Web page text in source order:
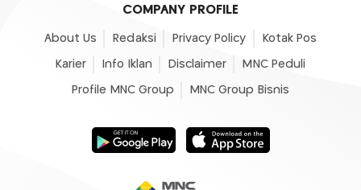
COMPANY PROFILE
About Us Redaksi Privacy Policy Kotak Pos
Karier Info Iklan Disclaimer MNC Peduli
Profile MNC Group MNC Group Bisnis